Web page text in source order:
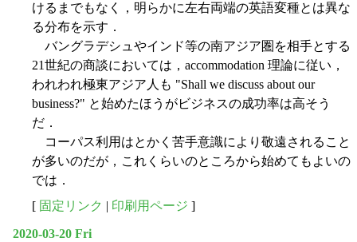
けるまでもなく，明らかに左右両端の英語変種とは異な
る分布を示す．
バングラデシュやインド等の南アジア圏を相手とする
21世紀の商談においては，accommodation 理論に従い，
われわれ極東アジア人も "Shall we discuss about our
business?" と始めたほうがビジネスの成功率は高そう
だ．
コーパス利用はとかく苦手意識により敬遠されること
が多いのだが，これくらいのところから始めてもよいの
では．
[ 固定リンク | 印刷用ページ ]
2020-03-20 Fri